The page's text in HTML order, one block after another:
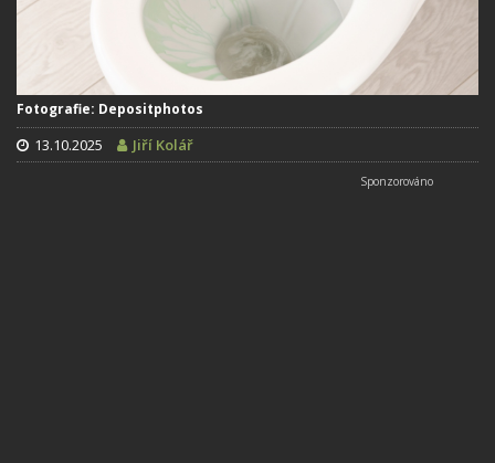
Fotografie: Depositphotos
13.10.2025 Jiří Kolář